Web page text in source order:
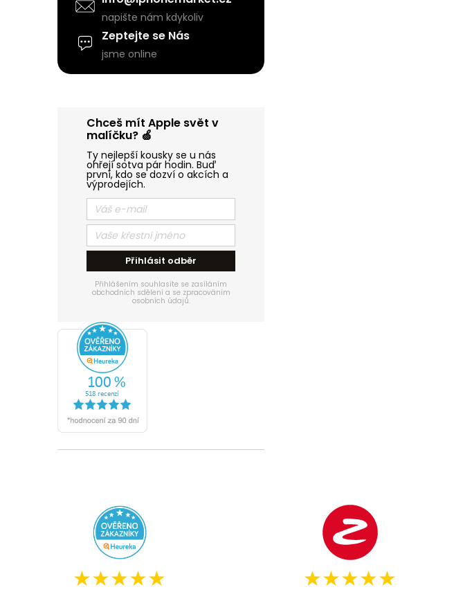
a
napište nám kdykoliv
Zeptejte se Nás
jsme online
Chceš mít Apple svět v
malíčku? 🍏
Ty nejlepší kousky se u nás
ohřejí sotva pár hodin. Buď
první, kdo se dozví o akcích a
výprodejích.
Přihlásit odběr
Přihlášením souhlasíte se zasíláním
obchodních sdělení a se zpracováním
osobních údajů.
★★★★★ ★★★★★